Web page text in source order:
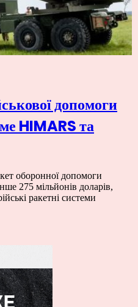
допомоги
HIMARS та
оборонної допомоги
275 мільйонів доларів,
ракетні системи